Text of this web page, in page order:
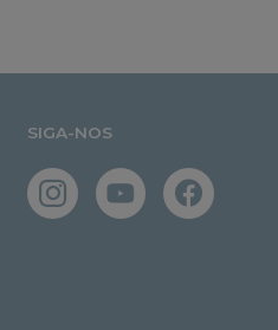
SIGA-NOS